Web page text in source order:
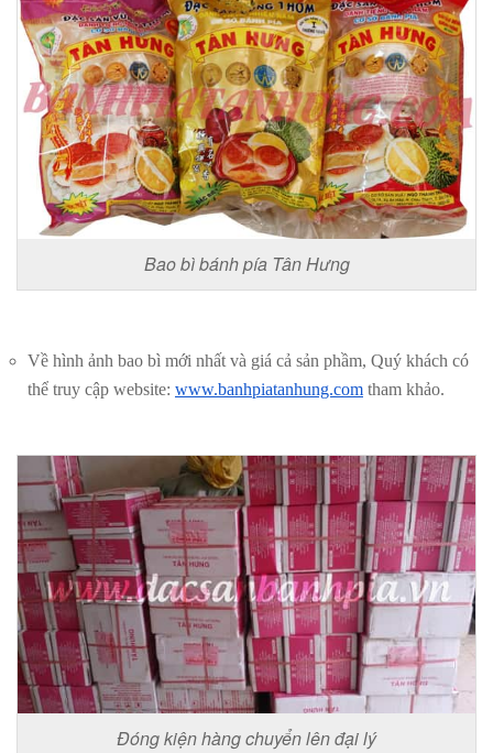
Bao bì bánh pía Tân Hưng
Về hình ảnh bao bì mới nhất và giá cả sản phầm, Quý khách có
thể truy cập website: www.banhpiatanhung.com tham khảo.
Đóng kiện hàng chuyển lên đại lý